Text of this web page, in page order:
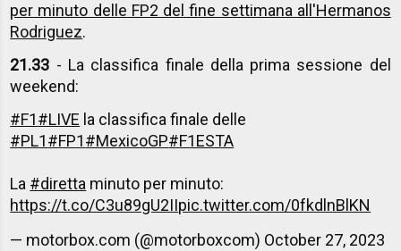
per minuto delle FP2 del fine settimana all'Hermanos
Rodriguez.
21.33 - La classifica finale della prima sessione del
weekend:
#F1#LIVE la classifica finale delle
#PL1#FP1#MexicoGP#F1ESTA
La #diretta minuto per minuto:
https://t.co/C3u89gU2IIpic.twitter.com/0fkdlnBlKN
— motorbox.com (@motorboxcom) October 27, 2023